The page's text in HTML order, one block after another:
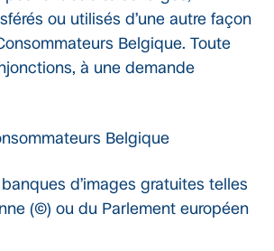
ou utilisés d’une autre façon
Belgique. Toute
à une demande
Belgique
d’images gratuites telles
(©) ou du Parlement européen